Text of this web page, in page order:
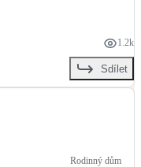
Rodinný dům
1.2k
Sdílet